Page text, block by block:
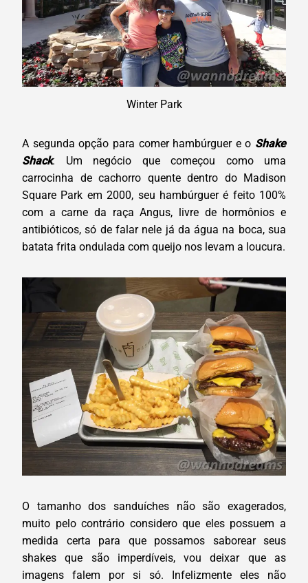
Winter Park
A segunda opção para comer hambúrguer e o Shake
Shack. Um negócio que começou como uma
carrocinha de cachorro quente dentro do Madison
Square Park em 2000, seu hambúrguer é feito 100%
com a carne da raça Angus, livre de hormônios e
antibióticos, só de falar nele já da água na boca, sua
batata frita ondulada com queijo nos levam a loucura.
O tamanho dos sanduíches não são exagerados,
muito pelo contrário considero que eles possuem a
medida certa para que possamos saborear seus
shakes que são imperdíveis, vou deixar que as
imagens falem por si só. Infelizmente eles não